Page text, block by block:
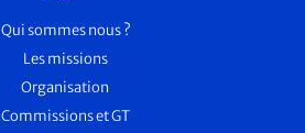
Qui sommes nous ?
Les missions
Organisation
Commissions et GT